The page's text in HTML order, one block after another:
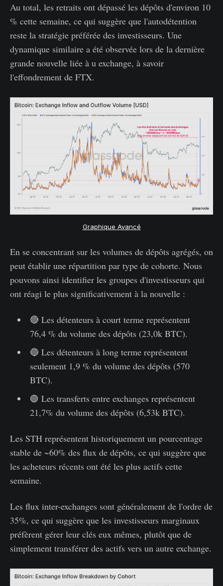
Au total, les retraits ont dépassé les dépôts d'environ 10
% cette semaine, ce qui suggère que l'autodétention
reste la stratégie préférée des investisseurs. Une
dynamique similaire a été observée lors de la dernière
grande nouvelle liée à u exchange, à savoir
l'effondrement de FTX.
Graphique Avancé
En se concentrant sur les volumes de dépôts agrégés, on
peut établir une répartition par type de cohorte. Nous
pouvons ainsi identifier les groupes d'investisseurs qui
ont réagi le plus significativement à la nouvelle :
🔴 Les détenteurs à court terme représentent
76,4 % du volume des dépôts (23,0k BTC).
🔵 Les détenteurs à long terme représentent
seulement 1,9 % du volume des dépôts (570
BTC).
🟢 Les transferts entre exchanges représentent
21,7% du volume des dépôts (6,53k BTC).
Les STH représentent historiquement un pourcentage
stable de ~60% des flux de dépôts, ce qui suggère que
les acheteurs récents ont été les plus actifs cette
semaine.
Les flux inter-exchanges sont généralement de l'ordre de
35%, ce qui suggère que les investisseurs marginaux
préfèrent gérer leur clés eux mêmes, plutôt que de
simplement transférer des actifs vers un autre exchange.